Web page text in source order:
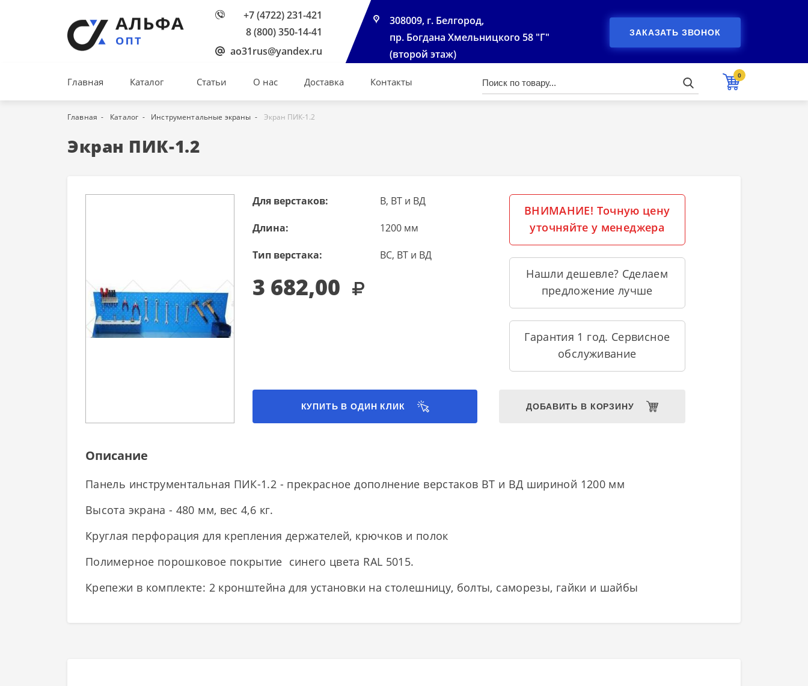
+7 (4722) 231-421
8 (800) 350-14-41
ao31rus@yandex.ru
308009, г. Белгород,
пр. Богдана Хмельницкого 58 "Г"
(второй этаж)
ЗАКАЗАТЬ ЗВОНОК
Главная Каталог Статьи О нас Доставка Контакты
0
Главная Каталог Инструментальные экраны Экран ПИК-1.2
Экран ПИК-1.2
Для верстаков: В, ВТ и ВД
Длина: 1200 мм
Тип верстака: ВС, ВТ и ВД
3 682,00
ВНИМАНИЕ! Точную цену
уточняйте у менеджера
Нашли дешевле? Сделаем
предложение лучше
Гарантия 1 год. Сервисное
обслуживание
КУПИТЬ В ОДИН КЛИК ДОБАВИТЬ В КОРЗИНУ
Описание
Панель инструментальная ПИК-1.2 - прекрасное дополнение верстаков ВТ и ВД шириной 1200 мм
Высота экрана - 480 мм, вес 4,6 кг.
Круглая перфорация для крепления держателей, крючков и полок
Полимерное порошковое покрытие синего цвета RAL 5015.
Крепежи в комплекте: 2 кронштейна для установки на столешницу, болты, саморезы, гайки и шайбы